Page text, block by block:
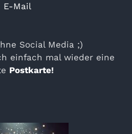
E-Mail
Social Media ;)
einfach mal wieder eine
Postkarte!